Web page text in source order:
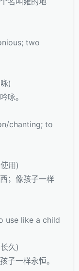
two
)
咏。
chanting; to
用)
；像孩子一样
use like a child
久)
子一样永恒。